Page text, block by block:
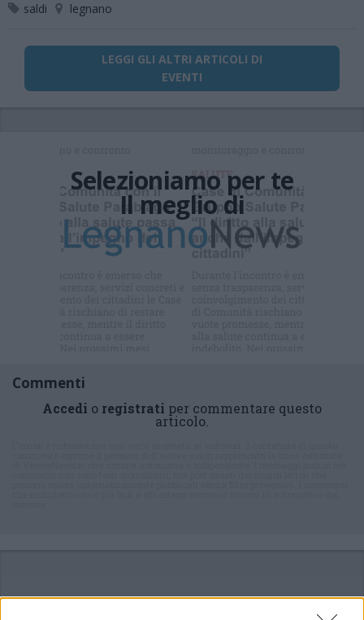
saldi
legnano
LEGGI GLI ALTRI ARTICOLI DI
EVENTI
Selezioniamo per te
Il meglio di
Iscriviti alla
Commenti
Accedi o registrati per commentare questo
articolo.